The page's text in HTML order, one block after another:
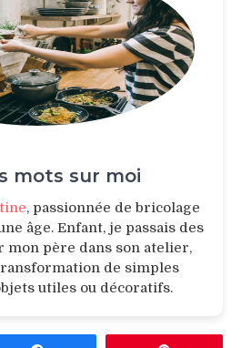
mots sur moi
, passionnée de bricolage
âge. Enfant, je passais des
mon père dans son atelier,
de simples
utiles ou décoratifs.